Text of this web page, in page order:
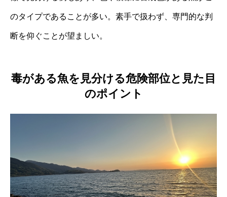
のタイプであることが多い。素手で扱わず、専門的な判
断を仰ぐことが望ましい。
毒がある魚を見分ける危険部位と見た目
のポイント